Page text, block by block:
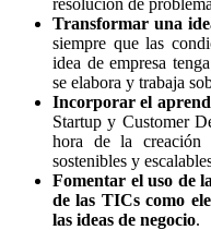
Transformar una
siempre que las
idea de empresa
se elabora y trabaja
Incorporar el
Startup y Customer
hora de la creación
sostenibles y
Fomentar el uso de
de las TICs como
las ideas de negocio.